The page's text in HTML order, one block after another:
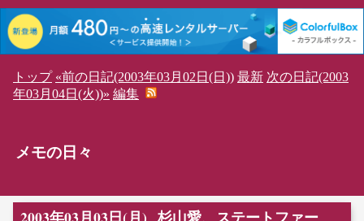
トップ «前の日記(2003年03月02日(日)) 最新 次の日記(2003
年03月04日(火))» 編集
メモの日々